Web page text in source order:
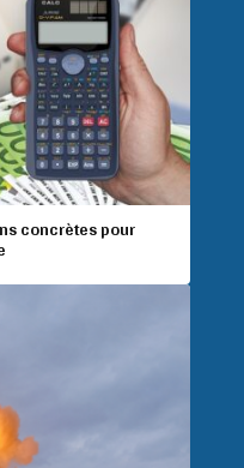
concrètes pour